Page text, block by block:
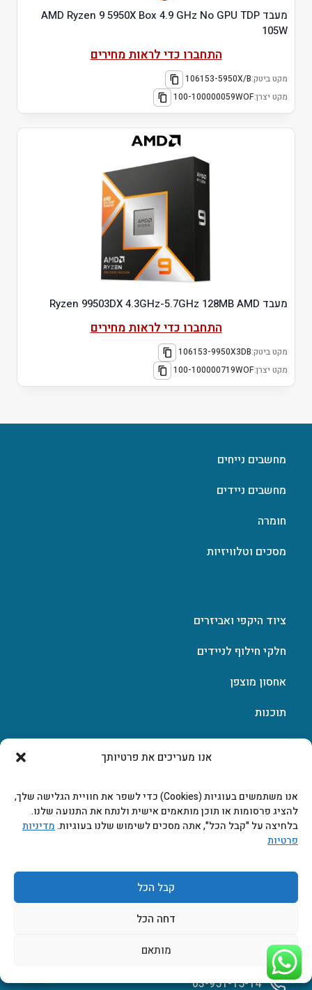
אנו מעריכים את פרטיותך
אנו משתמשים בעוגיות (Cookies) כדי לשפר את חוויית הגלישה שלך,
להציג פרסומות או תוכן מותאמים אישית ולנתח את התנועה שלנו.
בלחיצה על "קבל הכל", אתה מסכים לשימוש שלנו בעוגיות.מדיניות
פרטיות
קבל הכל
דחה הכל
מותאם
מעבד AMD Ryzen 9 5950X Box 4.9 GHz No GPU TDP
105W
התחברו כדי לראות מחירים
מקט ביטק:106153-5950X/B
מקט יצרן:100-100000059WOF
מעבד Ryzen 99503DX 4.3GHz-5.7GHz 128MB AMD
התחברו כדי לראות מחירים
מקט ביטק:106153-9950X3DB
מקט יצרן:100-100000719WOF
מחשבים נייחים
מחשבים ניידים
חומרה
מסכים וטלוויזיות
ציוד היקפי ואביזרים
חלקי חילוף לניידים
אחסון מוצפן
תוכנות
יצירת קשר
בלוג
תקנון ותנאי שימוש
03-951-15-14